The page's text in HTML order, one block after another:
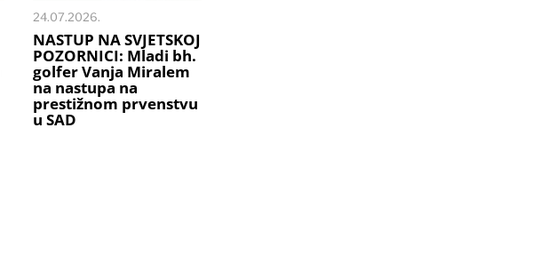
24.07.2026.
NASTUP NA SVJETSKOJ
POZORNICI: Mladi bh.
golfer Vanja Miralem
na nastupa na
prestižnom prvenstvu
u SAD